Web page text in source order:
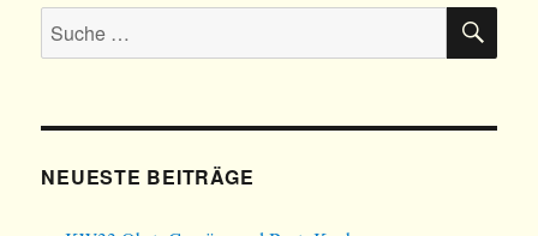
Suche
nach:
NEUESTE BEITRÄGE